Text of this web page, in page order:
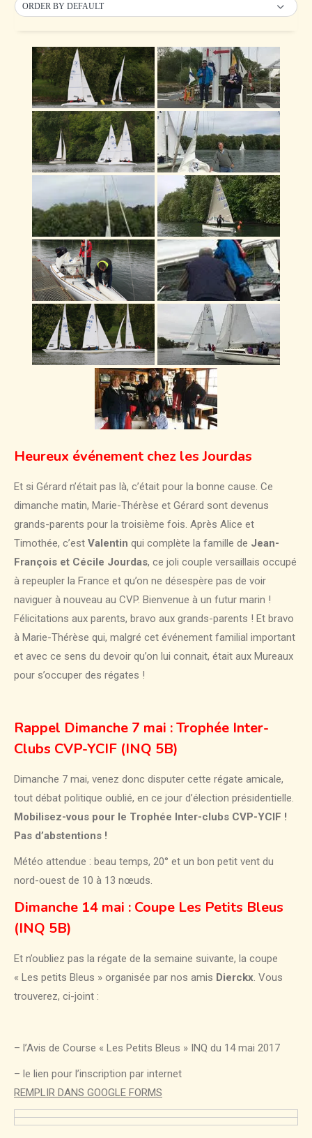
ORDER BY DEFAULT
Heureux événement chez les Jourdas
Et si Gérard n’était pas là, c’était pour la bonne cause. Ce
dimanche matin, Marie-Thérèse et Gérard sont devenus
grands-parents pour la troisième fois. Après Alice et
Timothée, c’est Valentin qui complète la famille de Jean-
François et Cécile Jourdas, ce joli couple versaillais occupé
à repeupler la France et qu’on ne désespère pas de voir
naviguer à nouveau au CVP. Bienvenue à un futur marin !
Félicitations aux parents, bravo aux grands-parents ! Et bravo
à Marie-Thérèse qui, malgré cet événement familial important
et avec ce sens du devoir qu’on lui connait, était aux Mureaux
pour s’occuper des régates !
Rappel Dimanche 7 mai : Trophée Inter-
Clubs CVP-YCIF (INQ 5B)
Dimanche 7 mai, venez donc disputer cette régate amicale,
tout débat politique oublié, en ce jour d’élection présidentielle.
Mobilisez-vous pour le Trophée Inter-clubs CVP-YCIF !
Pas d’abstentions !
Météo attendue : beau temps, 20° et un bon petit vent du
nord-ouest de 10 à 13 nœuds.
Dimanche 14 mai : Coupe Les Petits Bleus
(INQ 5B)
Et n’oubliez pas la régate de la semaine suivante, la coupe
« Les petits Bleus » organisée par nos amis Dierckx. Vous
trouverez, ci-joint :
– l’Avis de Course « Les Petits Bleus » INQ du 14 mai 2017
– le lien pour l’inscription par internet
REMPLIR DANS GOOGLE FORMS